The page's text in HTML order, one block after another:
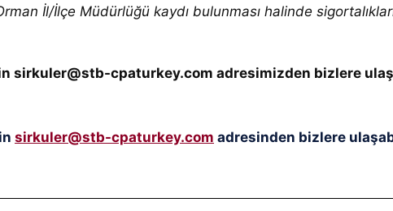
İl/İlçe Müdürlüğü kaydı bulunması halinde
sirkuler@stb-cpaturkey.com adresimizden bizlere
sirkuler@stb-cpaturkey.com adresinden bizlere